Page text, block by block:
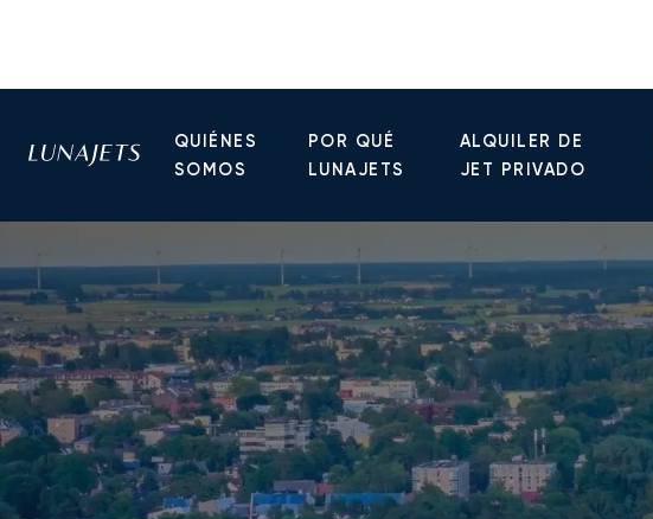
QUIÉNES
SOMOS
POR QUÉ
LUNAJETS
ALQUILER DE
JET PRIVADO